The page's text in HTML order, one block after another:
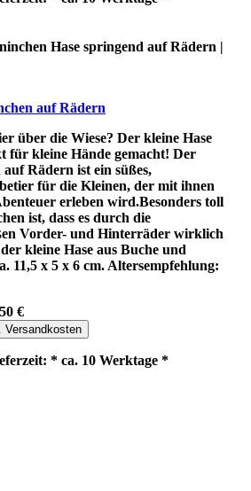
auf Rädern
über die Wiese? Der kleine Hase
für kleine Hände gemacht! Der
Rädern ist ein süßes,
für die Kleinen, der mit ihnen
erleben wird.Besonders toll
ist, dass es durch die
Vorder- und Hinterräder wirklich
kleine Hase aus Buche und
11,5 x 5 x 6 cm. Altersempfehlung:
€
* ca. 10 Werktage *